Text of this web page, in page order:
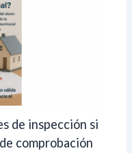
de inspección si
comprobación